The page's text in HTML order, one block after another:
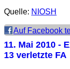
Quelle: NIOSH
Auf Facebook
11. Mai 2010 -
13 verletzte FA